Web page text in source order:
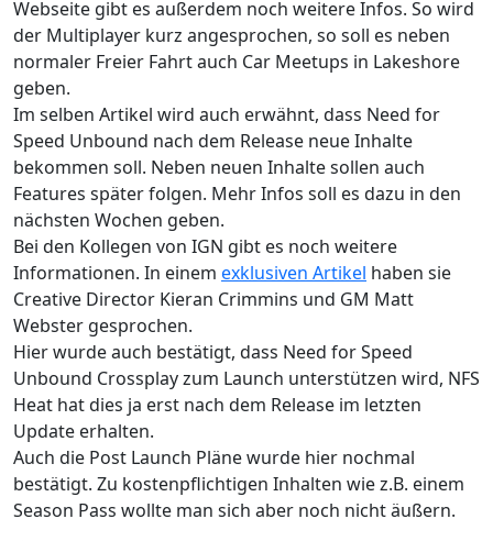
Webseite gibt es außerdem noch weitere Infos. So wird
der Multiplayer kurz angesprochen, so soll es neben
normaler Freier Fahrt auch Car Meetups in Lakeshore
geben.
Im selben Artikel wird auch erwähnt, dass Need for
Speed Unbound nach dem Release neue Inhalte
bekommen soll. Neben neuen Inhalte sollen auch
Features später folgen. Mehr Infos soll es dazu in den
nächsten Wochen geben.
Bei den Kollegen von IGN gibt es noch weitere
Informationen. In einem exklusiven Artikel haben sie
Creative Director Kieran Crimmins und GM Matt
Webster gesprochen.
Hier wurde auch bestätigt, dass Need for Speed
Unbound Crossplay zum Launch unterstützen wird, NFS
Heat hat dies ja erst nach dem Release im letzten
Update erhalten.
Auch die Post Launch Pläne wurde hier nochmal
bestätigt. Zu kostenpflichtigen Inhalten wie z.B. einem
Season Pass wollte man sich aber noch nicht äußern.